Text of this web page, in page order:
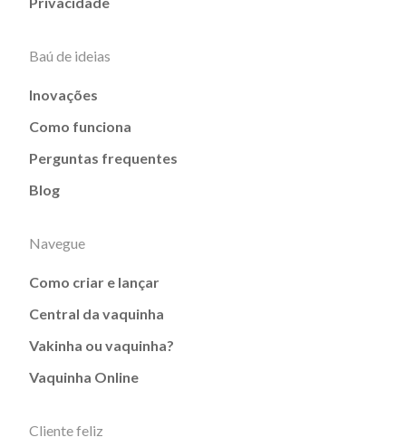
Baú de ideias
Inovações
Como funciona
Perguntas frequentes
Blog
Navegue
Como criar e lançar
Central da vaquinha
Vakinha ou vaquinha?
Vaquinha Online
Cliente feliz